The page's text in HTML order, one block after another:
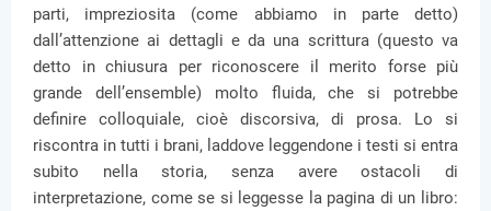
parti, impreziosita (come abbiamo in parte detto)
dall’attenzione ai dettagli e da una scrittura (questo va
detto in chiusura per riconoscere il merito forse più
grande dell’ensemble) molto fluida, che si potrebbe
definire colloquiale, cioè discorsiva, di prosa. Lo si
riscontra in tutti i brani, laddove leggendone i testi si entra
subito nella storia, senza avere ostacoli di
interpretazione, come se si leggesse la pagina di un libro: